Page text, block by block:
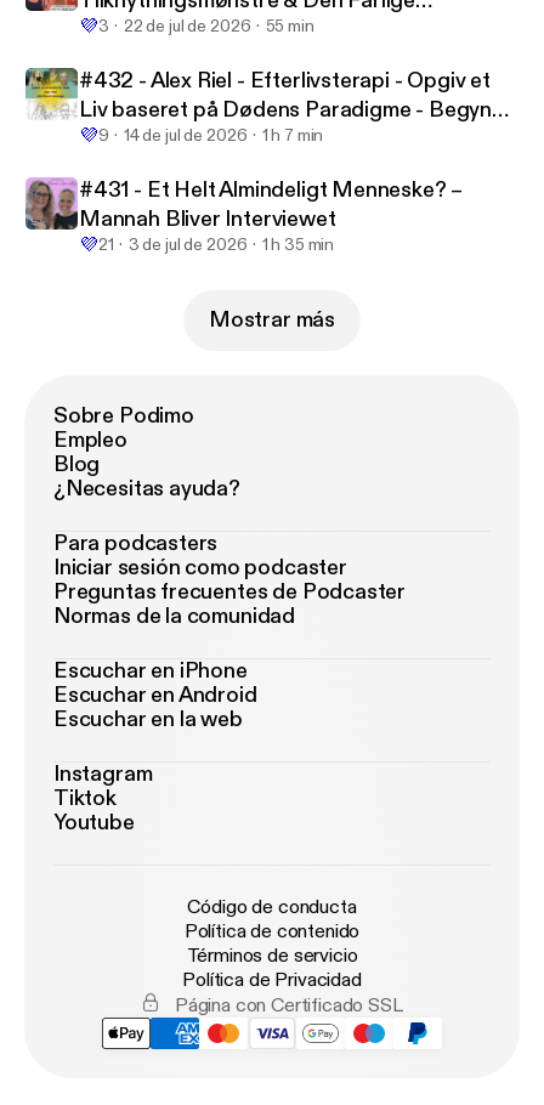
Forelskelse
💜3 22 de jul de 2026 55 min
#432 - Alex Riel - Efterlivsterapi - Opgiv et
Liv baseret på Dødens Paradigme - Begynd
at Leve efter dit Kosmiske Formål
💜9 14 de jul de 2026 1 h 7 min
#431 - Et Helt Almindeligt Menneske? –
Mannah Bliver Interviewet
💜21 3 de jul de 2026 1 h 35 min
Mostrar más
Sobre Podimo
Empleo
Blog
¿Necesitas ayuda?
Para podcasters
Iniciar sesión como podcaster
Preguntas frecuentes de Podcaster
Normas de la comunidad
Escuchar en iPhone
Escuchar en Android
Escuchar en la web
Instagram
Tiktok
Youtube
Código de conducta
Política de contenido
Términos de servicio
Política de Privacidad
Página con Certificado SSL